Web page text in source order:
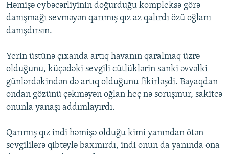
Həmişə eybəcərliyinin doğurduğu kompleksə görə
danışmağı sevməyən qarımış qız az qalırdı özü oğlanı
danışdırsın.
Yerin üstünə çıxanda artıq havanın qaralmaq üzrə
olduğunu, küçədəki sevgili cütlüklərin sanki əvvəlki
günlərdəkindən də artıq olduğunu fikirləşdi. Bayaqdan
ondan gözünü çəkməyən oğlan heç nə soruşmur, sakitcə
onunla yanaşı addımlayırdı.
Qarımış qız indi həmişə olduğu kimi yanından ötən
sevgililərə qibtəylə baxmırdı, indi onun da yanında ona